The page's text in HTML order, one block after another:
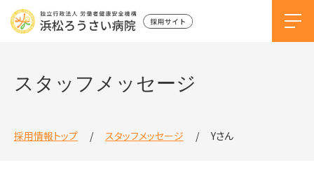
スタッフメッセージ
採用情報トップ スタッフメッセージ Yさん